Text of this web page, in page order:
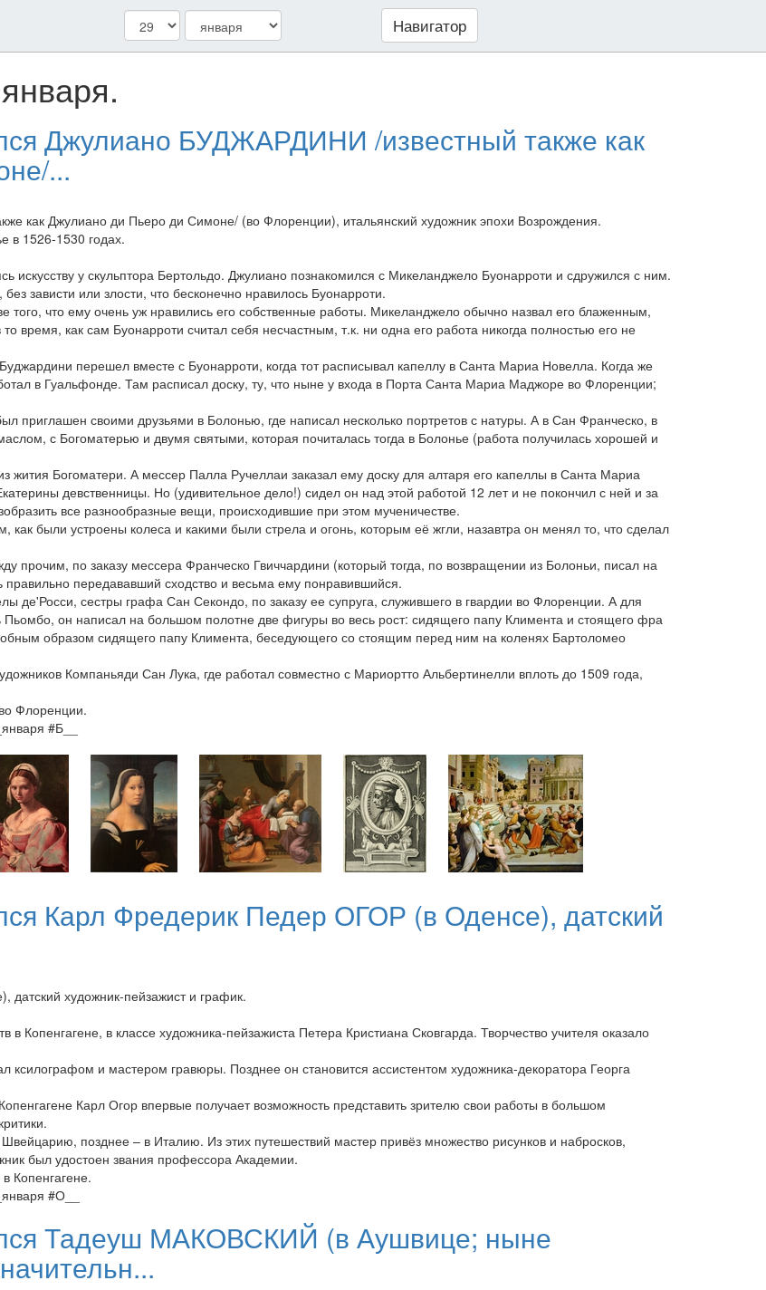
Навигатор
Джулиано БУДЖАРДИНИ /известный также как
...
как Джулиано ди Пьеро ди Симоне/ (во Флоренции), итальянский художник эпохи Возрождения.
в 1526-1530 годах.
искусству у скульптора Бертольдо. Джулиано познакомился с Микеланджело Буонарроти и сдружился с ним.
зависти или злости, что бесконечно нравилось Буонарроти.
того, что ему очень уж нравились его собственные работы. Микеланджело обычно назвал его блаженным,
время, как сам Буонарроти считал себя несчастным, т.к. ни одна его работа никогда полностью его не
перешел вместе с Буонарроти, когда тот расписывал капеллу в Санта Мариа Новелла. Когда же
в Гуальфонде. Там расписал доску, ту, что ныне у входа в Порта Санта Мариа Маджоре во Флоренции;
приглашен своими друзьями в Болонью, где написал несколько портретов с натуры. А в Сан Франческо, в
с Богоматерью и двумя святыми, которая почиталась тогда в Болонье (работа получилась хорошей и
жития Богоматери. А мессер Палла Ручеллаи заказал ему доску для алтаря его капеллы в Санта Мариа
девственницы. Но (удивительное дело!) сидел он над этой работой 12 лет и не покончил с ней и за
все разнообразные вещи, происходившие при этом мученичестве.
были устроены колеса и какими были стрела и огонь, которым её жгли, назавтра он менял то, что сделал
прочим, по заказу мессера Франческо Гвиччардини (который тогда, по возвращении из Болоньи, писал на
передававший сходство и весьма ему понравившийся.
де'Росси, сестры графа Сан Секондо, по заказу ее супруга, служившего в гвардии во Флоренции. А для
он написал на большом полотне две фигуры во весь рост: сидящего папу Климента и стоящего фра
образом сидящего папу Климента, беседующего со стоящим перед ним на коленях Бартоломео
Компаньяди Сан Лука, где работал совместно с Мариортто Альбертинелли вплоть до 1509 года,
Флоренции.
#Б__
Карл Фредерик Педер ОГОР (в Оденсе), датский
художник-пейзажист и график.
Копенгагене, в классе художника-пейзажиста Петера Кристиана Сковгарда. Творчество учителя оказало
и мастером гравюры. Позднее он становится ассистентом художника-декоратора Георга
Карл Огор впервые получает возможность представить зрителю свои работы в большом
позднее – в Италию. Из этих путешествий мастер привёз множество рисунков и набросков,
был удостоен звания профессора Академии.
Копенгагене.
#О__
Тадеуш МАКОВСКИЙ (в Аушвице; ныне